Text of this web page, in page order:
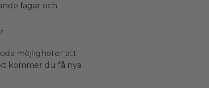
lagar och
möjligheter att
kommer du få nya